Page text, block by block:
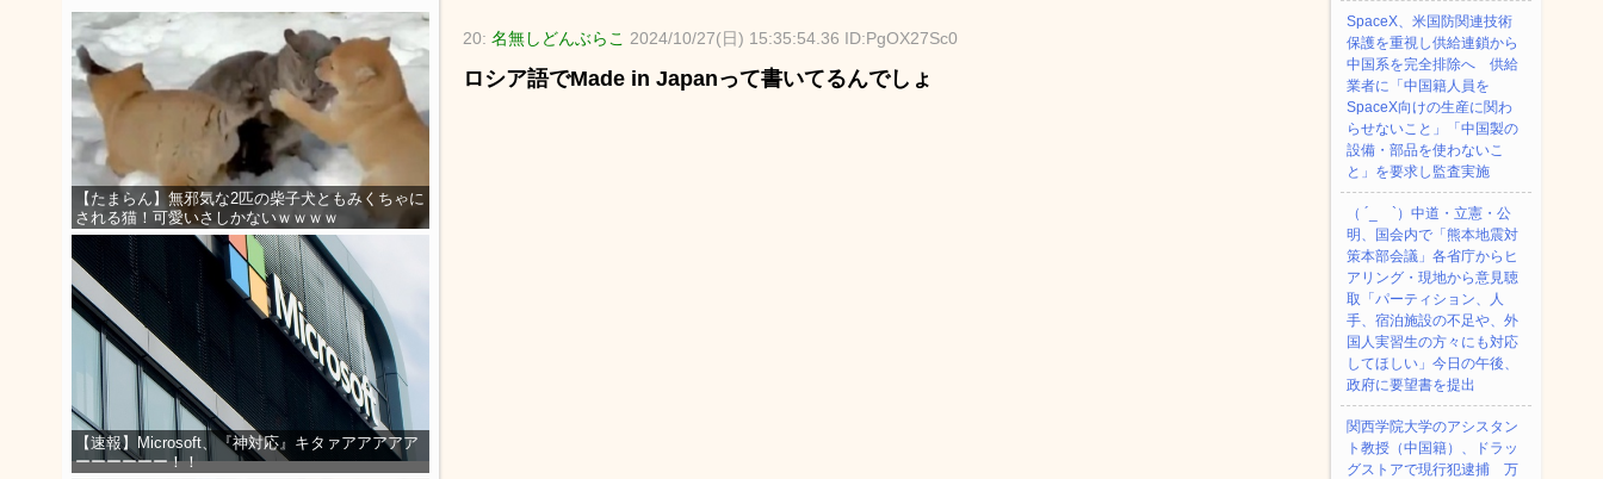
【たまらん】無邪気な2匹の柴子犬ともみくちゃに
される猫！可愛いさしかないｗｗｗｗ
【速報】Microsoft、『神対応』キタァアアアアア
ーーーーーー！！
20: 名無しどんぶらこ 2024/10/27(日) 15:35:54.36 ID:PgOX27Sc0
ロシア語でMade in Japanって書いてるんでしょ
SpaceX、米国防関連技術
保護を重視し供給連鎖から
中国系を完全排除へ 供給
業者に「中国籍人員を
SpaceX向けの生産に関わ
らせないこと」「中国製の
設備・部品を使わないこ
と」を要求し監査実施
（ ´_ゝ`）中道・立憲・公
明、国会内で「熊本地震対
策本部会議」各省庁からヒ
アリング・現地から意見聴
取「パーティション、人
手、宿泊施設の不足や、外
国人実習生の方々にも対応
してほしい」今日の午後、
政府に要望書を提出
関西学院大学のアシスタン
ト教授（中国籍）、ドラッ
グストアで現行犯逮捕 万